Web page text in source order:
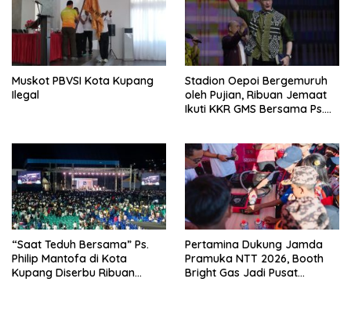
Muskot PBVSI Kota Kupang
Ilegal
Stadion Oepoi Bergemuruh
oleh Pujian, Ribuan Jemaat
Ikuti KKR GMS Bersama Ps.
“Saat Teduh Bersama” Ps.
Philip Mantofa di Kota
Kupang Diserbu Ribuan
Pertamina Dukung Jamda
Pramuka NTT 2026, Booth
Bright Gas Jadi Pusat